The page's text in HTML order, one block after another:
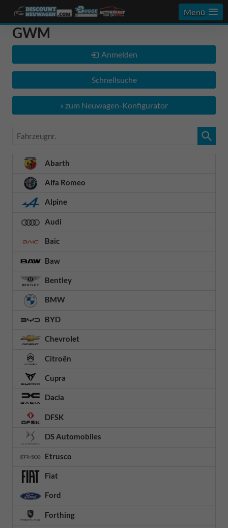
Menü
GWM
Anmelden
Schnellsuche
» zum Neuwagen-Konfigurator
Fahrzeugnr.
Abarth
Alfa Romeo
Alpine
Audi
Baic
Baw
Bentley
BMW
BYD
Chevrolet
Citroën
Cupra
Dacia
DFSK
DS Automobiles
Etrusco
Fiat
Ford
Forthing